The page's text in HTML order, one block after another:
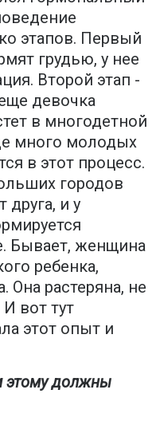
этапов. Первый
грудью, у нее
Второй этап -
девочка
в многодетной
много молодых
в этот процесс.
городов
и у
Бывает, женщина
ребенка,
Она растеряна, не
вот тут
этот опыт и
этому должны